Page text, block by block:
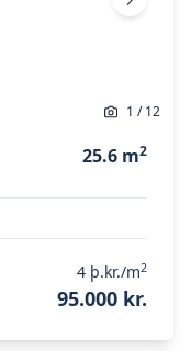
Næsta
1 /12
25.6 m2
4 þ.kr./m2
95.000 kr.